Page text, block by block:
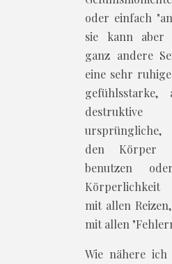
oder einfach
sie kann aber
ganz andere
eine sehr
gefühlsstarke,
den Körper
benutzen
Körperlichkeit
mit allen
mit allen
Wie nähere